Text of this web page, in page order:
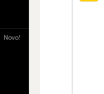
Novo!